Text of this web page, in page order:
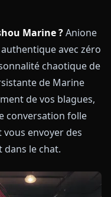
Marine ?Anione
avec zéro
chaotique de
de Marine
de vos blagues,
conversation folle
envoyer des
dans le chat.